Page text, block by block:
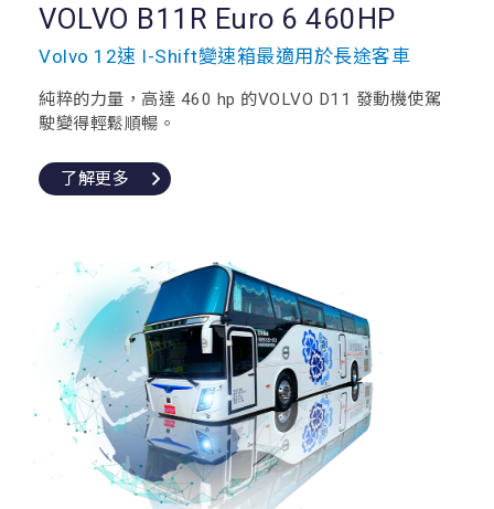
VOLVO B11R Euro 6 460HP
Volvo 12速 I-Shift變速箱最適用於長途客車
純粹的力量，高達 460 hp 的VOLVO D11 發動機使駕
駛變得輕鬆順暢。
了解更多